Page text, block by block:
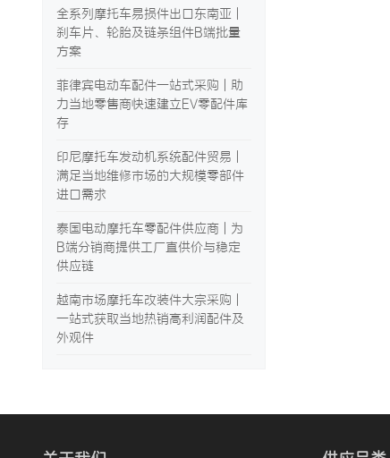
全系列摩托车易损件出口东南亚 |
刹车片、轮胎及链条组件B端批量
方案
菲律宾电动车配件一站式采购 | 助
力当地零售商快速建立EV零配件库
存
印尼摩托车发动机系统配件贸易 |
满足当地维修市场的大规模零部件
进口需求
泰国电动摩托车零配件供应商 | 为
B端分销商提供工厂直供价与稳定
供应链
越南市场摩托车改装件大宗采购 |
一站式获取当地热销高利润配件及
外观件